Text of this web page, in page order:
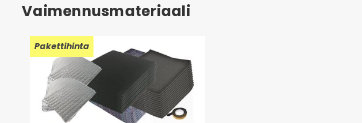
Vaimennusmateriaali
Pakettihinta